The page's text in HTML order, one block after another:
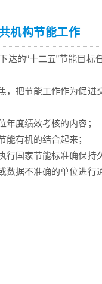
机构节能工作
的“十二五”节能目标
把节能工作作为促进
度绩效考核的内容；
有机的结合起来；
国家节能标准确保持
数据不准确的单位进行